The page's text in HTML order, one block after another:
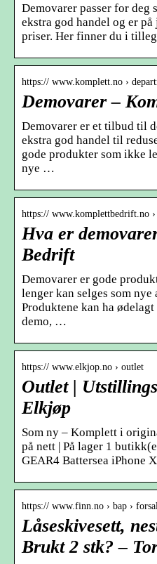
Demovarer passer for deg
ekstra god handel og er
priser. Her finner du i
https:// www.komplett.no ›
Demovarer –
Demovarer er et tilbud til
ekstra god handel til
gode produkter som ikke
nye …
https:// www.komplettbedrift.no ›
Hva er
Bedrift
Demovarer er gode
lenger kan selges som
Produktene kan ha
demo, …
https:// www.elkjop.no › outlet
Outlet |
Elkjøp
Som ny – Komplett i
på nett | På lager 1
GEAR4 Battersea iPhone
https:// www.finn.no › bap ›
Låseskivesett,
Brukt 2 stk? –